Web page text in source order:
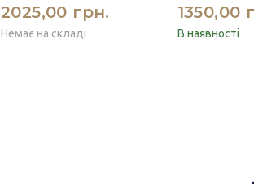
2025,00 грн.
Немає на складі
1350,00
В наявності